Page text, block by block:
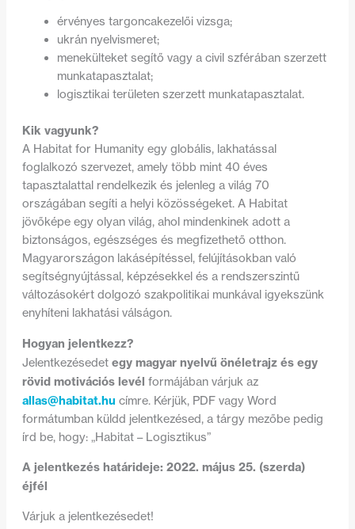
érvényes targoncakezelői vizsga;
ukrán nyelvismeret;
menekülteket segítő vagy a civil szférában szerzett
munkatapasztalat;
logisztikai területen szerzett munkatapasztalat.
Kik vagyunk?
A Habitat for Humanity egy globális, lakhatással
foglalkozó szervezet, amely több mint 40 éves
tapasztalattal rendelkezik és jelenleg a világ 70
országában segíti a helyi közösségeket. A Habitat
jövőképe egy olyan világ, ahol mindenkinek adott a
biztonságos, egészséges és megfizethető otthon.
Magyarországon lakásépítéssel, felújításokban való
segítségnyújtással, képzésekkel és a rendszerszintű
változásokért dolgozó szakpolitikai munkával igyekszünk
enyhíteni lakhatási válságon.
Hogyan jelentkezz?
Jelentkezésedetegy magyar nyelvű önéletrajz és egy
rövid motivációs levél formájában várjuk az
allas@habitat.hu címre. Kérjük, PDF vagy Word
formátumban küldd jelentkezésed, a tárgy mezőbe pedig
írd be, hogy: „Habitat – Logisztikus”
A jelentkezés határideje: 2022. május 25. (szerda)
éjfél
Várjuk a jelentkezésedet!